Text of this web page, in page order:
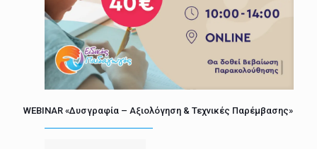
WEBINAR «Δυσγραφία – Αξιολόγηση & Τεχνικές Παρέμβασης»